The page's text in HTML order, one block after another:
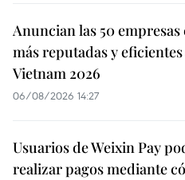
Anuncian las 50 empresas
más reputadas y
Vietnam 2026
06/08/2026 14:27
Usuarios de Weixin Pay
realizar pagos mediante